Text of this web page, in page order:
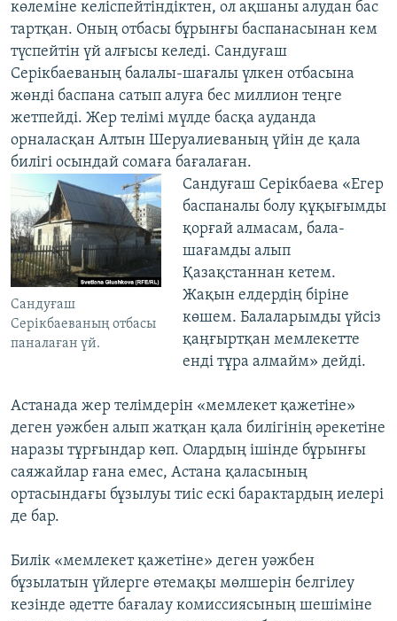
көлеміне келіспейтіндіктен, ол ақшаны алудан бас
тартқан. Оның отбасы бұрынғы баспанасынан кем
түспейтін үй алғысы келеді. Сандуғаш
Серікбаеваның балалы-шағалы үлкен отбасына
жөнді баспана сатып алуға бес миллион теңге
жетпейді. Жер телімі мүлде басқа ауданда
орналасқан Алтын Шеруалиеваның үйін де қала
билігі осындай сомаға бағалаған.
Сандуғаш
Серікбаеваның отбасы
паналаған үй.
Сандуғаш Серікбаева «Егер
баспаналы болу құқығымды
қорғай алмасам, бала-
шағамды алып
Қазақстаннан кетем.
Жақын елдердің біріне
көшем. Балаларымды үйсіз
қаңғыртқан мемлекетте
енді тұра алмайм» дейді.
Астанада жер телімдерін «мемлекет қажетіне»
деген уәжбен алып жатқан қала билігінің әрекетіне
наразы тұрғындар көп. Олардың ішінде бұрынғы
саяжайлар ғана емес, Астана қаласының
ортасындағы бұзылуы тиіс ескі барактардың иелері
де бар.
Билік «мемлекет қажетіне» деген уәжбен
бұзылатын үйлерге өтемақы мөлшерін белгілеу
кезінде әдетте бағалау комиссиясының шешіміне